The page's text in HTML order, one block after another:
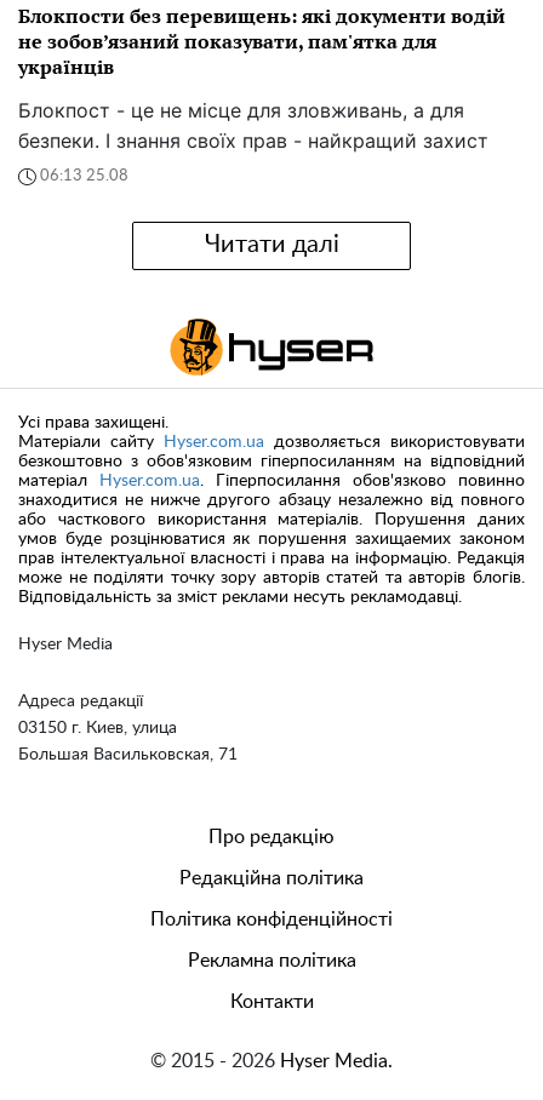
Блокпости без перевищень: які документи водій
не зобов’язаний показувати, пам'ятка для
українців
Блокпост - це не місце для зловживань, а для
безпеки. І знання своїх прав - найкращий захист
06:13 25.08
Читати далі
Hyser Media
Адреса редакції
03150 г. Киев, улица
Большая Васильковская, 71
Усі права захищені.
Матеріали сайту
Hyser.com.ua дозволяється використовувати
безкоштовно з обов'язковим гіперпосиланням на відповідний
матеріал
Hyser.com.ua . Гіперпосилання обов'язково повинно
знаходитися не нижче другого абзацу незалежно від повного
або часткового використання матеріалів. Порушення даних
умов буде розцінюватися як порушення захищаемих законом
прав інтелектуальної власності і права на інформацію. Редакція
може не поділяти точку зору авторів статей та авторів блогів.
Відповідальність за зміст реклами несуть рекламодавці.
Про редакцію
Редакційна політика
Політика конфіденційності
Рекламна політика
Контакти
© 2015 - 2026 Hyser Media.